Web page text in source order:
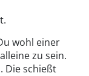
wohl einer
zu sein.
Die schießt